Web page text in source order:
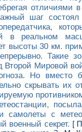
отличиями
шаг состоял
в реальном
высоты 30 км.
Такие
Второй Мировой
Но вместо
скрывать их
с
военный секрет. [